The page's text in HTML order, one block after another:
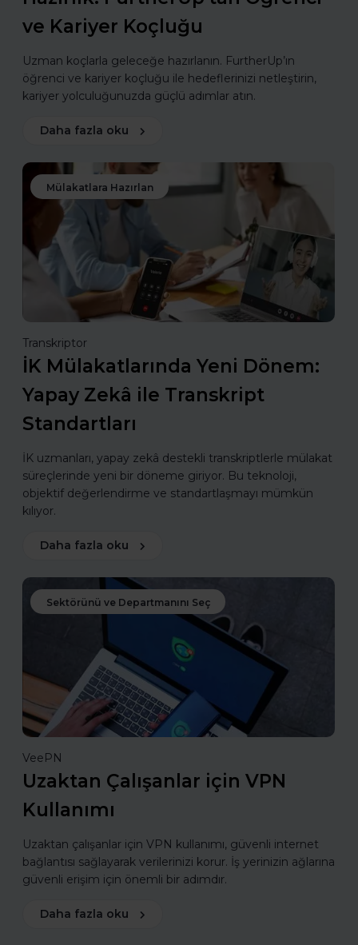
ve Kariyer Koçluğu
Uzman koçlarla geleceğe hazırlanın. FurtherUp’ın
öğrenci ve kariyer koçluğu ile hedeflerinizi netleştirin,
kariyer yolculuğunuzda güçlü adımlar atın.
Daha fazla oku
Mülakatlara Hazırlan
Transkriptor
İK Mülakatlarında Yeni Dönem:
Yapay Zekâ ile Transkript
Standartları
İK uzmanları, yapay zekâ destekli transkriptlerle mülakat
süreçlerinde yeni bir döneme giriyor. Bu teknoloji,
objektif değerlendirme ve standartlaşmayı mümkün
kılıyor.
Daha fazla oku
Sektörünü ve Departmanını Seç
VeePN
Uzaktan Çalışanlar için VPN
Kullanımı
Uzaktan çalışanlar için VPN kullanımı, güvenli internet
bağlantısı sağlayarak verilerinizi korur. İş yerinizin ağlarına
güvenli erişim için önemli bir adımdır.
Daha fazla oku